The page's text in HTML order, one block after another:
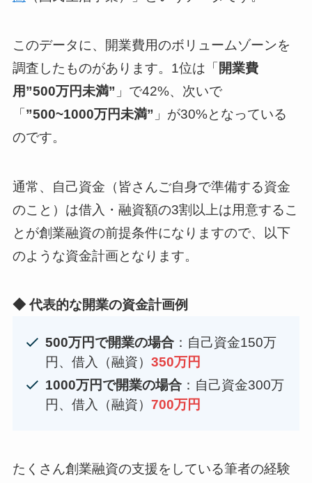
このデータに、開業費用のボリュームゾーンを
調査したものがあります。1位は「 開業費
用”500万円未満” 」で42%、次いで
「 ”500~1000万円未満” 」が30%となっている
のです。
通常、自己資金（皆さんご自身で準備する資金
のこと）は借入・融資額の3割以上は用意するこ
とが創業融資の前提条件になりますので、以下
のような資金計画となります。
◆ 代表的な開業の資金計画例
500万円で開業の場合：自己資金150万
円、借入（融資） 350万円
1000万円で開業の場合：自己資金300万
円、借入（融資） 700万円
たくさん創業融資の支援をしている筆者の経験